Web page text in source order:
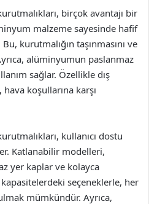
birçok avantajı bir
malzeme sayesinde hafif
kurutmalığın taşınmasını ve
alüminyumun paslanmaz
sağlar. Özellikle dış
koşullarına karşı
kullanıcı dostu
Katlanabilir modelleri,
yer kaplar ve kolayca
seçeneklerle, her
mümkündür. Ayrıca,